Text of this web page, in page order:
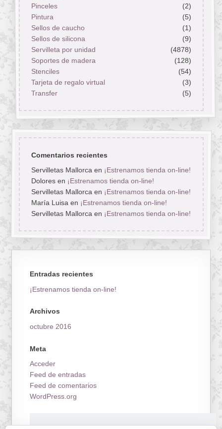
Pinceles
(2)
Pintura
(5)
Sellos de caucho
(1)
Sellos de silicona
(9)
Servilleta por unidad
(4878)
Soportes de madera
(128)
Stenciles
(54)
Tarjeta de regalo virtual
(3)
Transfer
(5)
Comentarios recientes
Servilletas Mallorcaen ¡Estrenamos tienda on-line!
Doloresen ¡Estrenamos tienda on-line!
Servilletas Mallorcaen ¡Estrenamos tienda on-line!
María Luisaen ¡Estrenamos tienda on-line!
Servilletas Mallorcaen ¡Estrenamos tienda on-line!
Entradas recientes
¡Estrenamos tienda on-line!
Archivos
octubre 2016
Meta
Acceder
Feed de entradas
Feed de comentarios
WordPress.org